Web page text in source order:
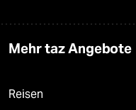
Mehr taz Angebote
Reisen